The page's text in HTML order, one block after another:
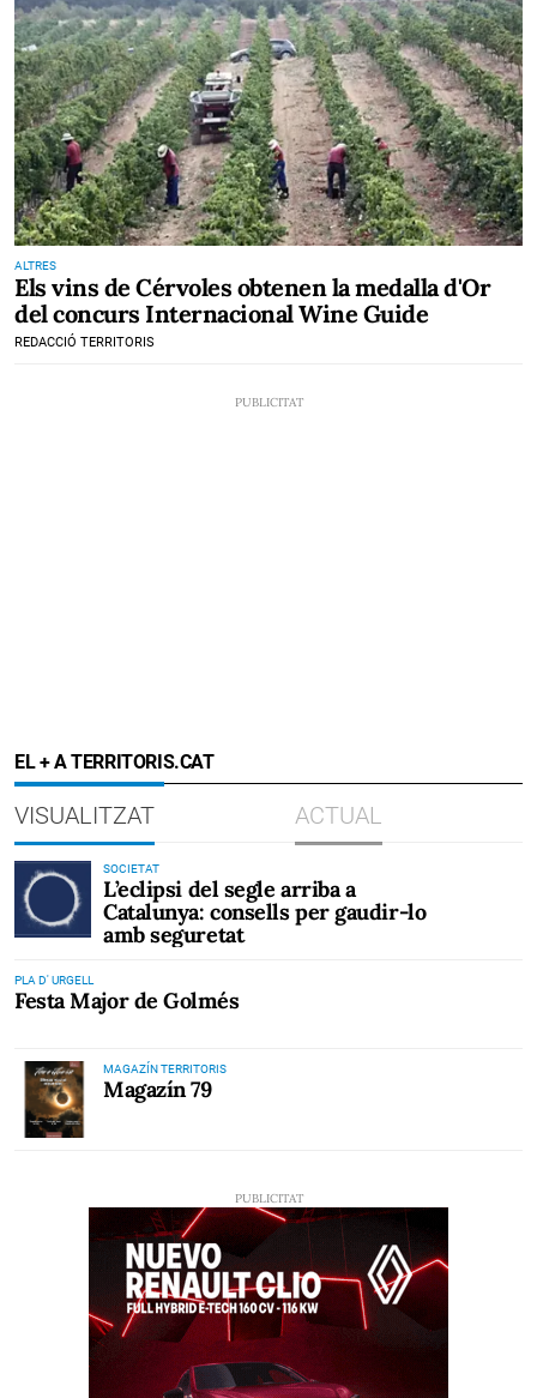
ALTRES
Els vins de Cérvoles obtenen la medalla d'Or
del concurs Internacional Wine Guide
REDACCIÓ TERRITORIS
EL + A TERRITORIS.CAT
VISUALITZAT ACTUAL
SOCIETAT
L’eclipsi del segle arriba a
Catalunya: consells per gaudir-lo
amb seguretat
PLA D' URGELL
Festa Major de Golmés
MAGAZÍN TERRITORIS
Magazín 79